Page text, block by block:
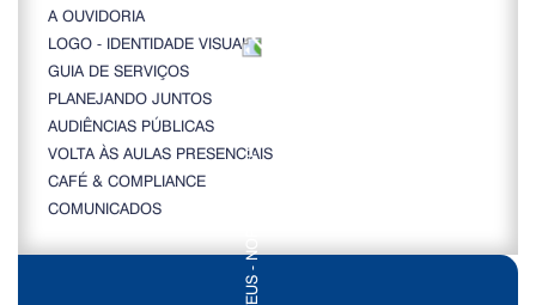
A OUVIDORIA
LOGO - IDENTIDADE VISUAL
GUIA DE SERVIÇOS
PLANEJANDO JUNTOS
AUDIÊNCIAS PÚBLICAS
VOLTA ÀS AULAS PRESENCIAIS
CAFÉ & COMPLIANCE
COMUNICADOS